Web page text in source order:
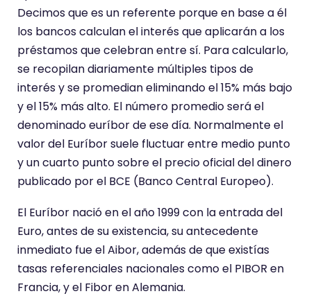
Decimos que es un referente porque en base a él
los bancos calculan el interés que aplicarán a los
préstamos que celebran entre sí. Para calcularlo,
se recopilan diariamente múltiples tipos de
interés y se promedian eliminando el 15% más bajo
y el 15% más alto. El número promedio será el
denominado euríbor de ese día. Normalmente el
valor del Euríbor suele fluctuar entre medio punto
y un cuarto punto sobre el precio oficial del dinero
publicado por el BCE (Banco Central Europeo).
El Euríbor nació en el año 1999 con la entrada del
Euro, antes de su existencia, su antecedente
inmediato fue el Aibor, además de que existías
tasas referenciales nacionales como el PIBOR en
Francia, y el Fibor en Alemania.